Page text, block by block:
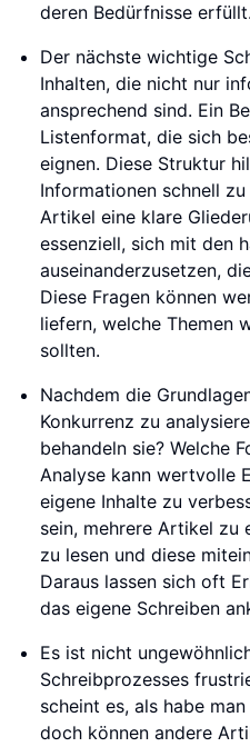
deren Bedürfnisse erfüllt.
Der nächste wichtige
Inhalten, die nicht nur
ansprechend sind. Ein
Listenformat, die sich
eignen. Diese Struktur
Informationen schnell
Artikel eine klare
essenziell, sich mit den
auseinanderzusetzen,
Diese Fragen können
liefern, welche Themen
sollten.
Nachdem die
Konkurrenz zu
behandeln sie? Welche
Analyse kann wertvolle
eigene Inhalte zu
sein, mehrere Artikel zu
zu lesen und diese
Daraus lassen sich oft
das eigene Schreiben
Es ist nicht
Schreibprozesses
scheint es, als habe
doch können andere